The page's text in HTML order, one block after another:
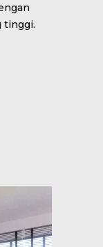
tinggi.